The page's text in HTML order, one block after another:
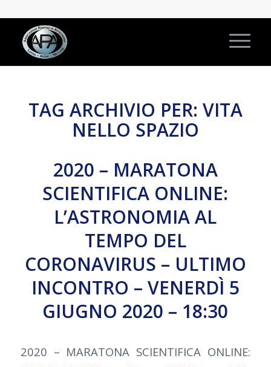
TAG ARCHIVIO PER: VITA
NELLO SPAZIO
2020 – MARATONA
SCIENTIFICA ONLINE:
L’ASTRONOMIA AL
TEMPO DEL
CORONAVIRUS – ULTIMO
INCONTRO – VENERDÌ 5
GIUGNO 2020 – 18:30
2020 – MARATONA SCIENTIFICA ONLINE: